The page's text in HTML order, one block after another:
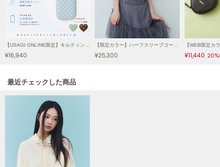
MIESROHE
ミースロエ
miies miim
ミーエスミーム
【USAGI ONLINE限定】キルティング3SETマルチショルダーⅡ
¥16,940
【限定カラー】ハーフスリーブゴールドラメチュールドレス【限定サイズ】
¥25,300 ¥11,440
関連記事
最近チェックした商品